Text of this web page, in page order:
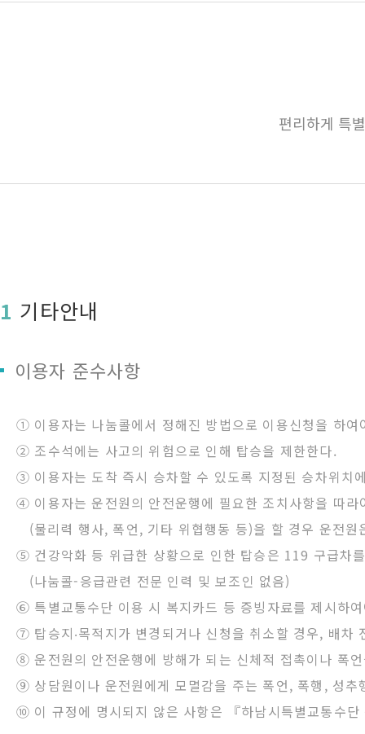
편리하게 특
1 기타안내
이용자 준수사항
① 이용자는 나눔콜에서 정해진 방법으로 이용신청을 하
② 조수석에는 사고의 위험으로 인해 탑승을 제한한다.
③ 이용자는 도착 즉시 승차할 수 있도록 지정된 승차위치
④ 이용자는 운전원의 안전운행에 필요한 조치사항을 따라
(물리력 행사, 폭언, 기타 위협행동 등)을 할 경우 운전
⑤ 건강악화 등 위급한 상황으로 인한 탑승은 119 구급차
(나눔콜-응급관련 전문 인력 및 보조인 없음)
⑥ 특별교통수단 이용 시 복지카드 등 증빙자료를 제시하
⑦ 탑승지‧목적지가 변경되거나 신청을 취소할 경우, 배차
⑧ 운전원의 안전운행에 방해가 되는 신체적 접촉이나 폭
⑨ 상담원이나 운전원에게 모멸감을 주는 폭언, 폭행, 성추
⑩ 이 규정에 명시되지 않은 사항은 『하남시특별교통수